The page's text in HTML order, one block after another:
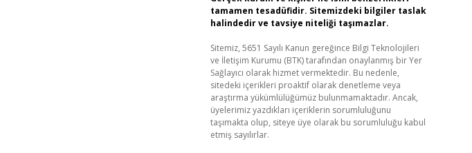
tamamen tesadüfidir. Sitemizdeki bilgiler taslak
halindedir ve tavsiye niteliği taşımazlar.
Sitemiz, 5651 Sayılı Kanun gereğince Bilgi Teknolojileri
ve İletişim Kurumu (BTK) tarafından onaylanmış bir Yer
Sağlayıcı olarak hizmet vermektedir. Bu nedenle,
sitedeki içerikleri proaktif olarak denetleme veya
araştırma yükümlülüğümüz bulunmamaktadır. Ancak,
üyelerimiz yazdıkları içeriklerin sorumluluğunu
taşımakta olup, siteye üye olarak bu sorumluluğu kabul
etmiş sayılırlar.